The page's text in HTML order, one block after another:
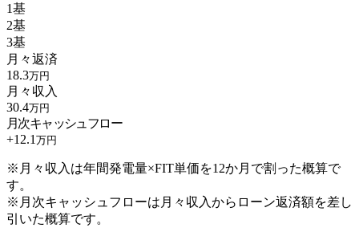
1基
2基
3基
月々返済
18.3万円
月々収入
30.4万円
月次キャッシュフロー
+12.1万円
※月々収入は年間発電量×FIT単価を12か月で割った概算で
す。
※月次キャッシュフローは月々収入からローン返済額を差し
引いた概算です。